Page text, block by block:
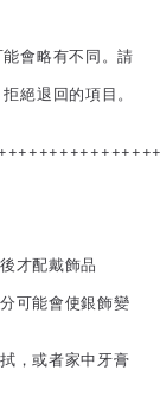
會略有不同。請
絕退回的項目。
才配戴飾品
可能會使銀飾變
，或者家中牙膏